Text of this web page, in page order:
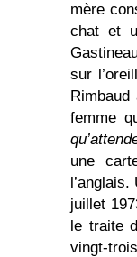
mère
chat et
sur
femme
une
juillet
le traite
vingt-